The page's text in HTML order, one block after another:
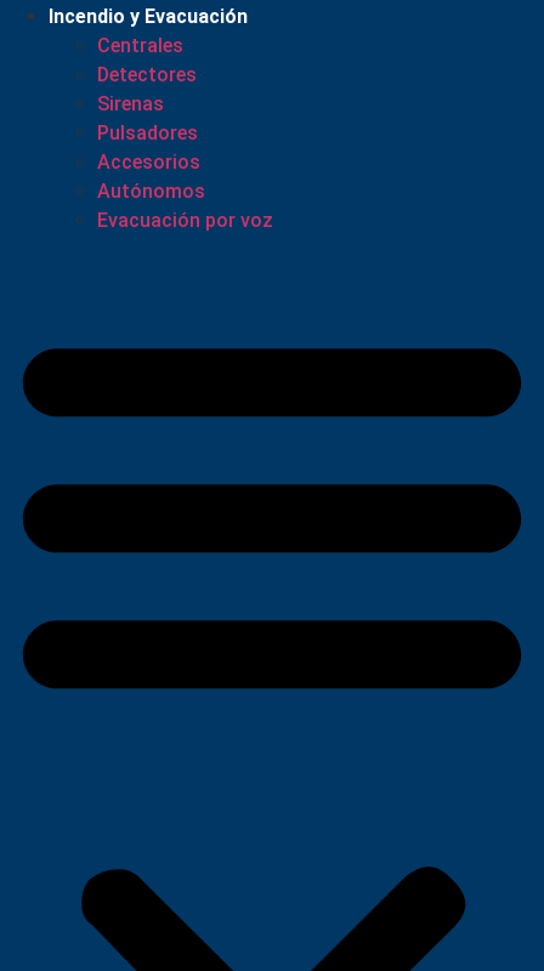
Incendio y Evacuación
Centrales
Detectores
Sirenas
Pulsadores
Accesorios
Autónomos
Evacuación por voz